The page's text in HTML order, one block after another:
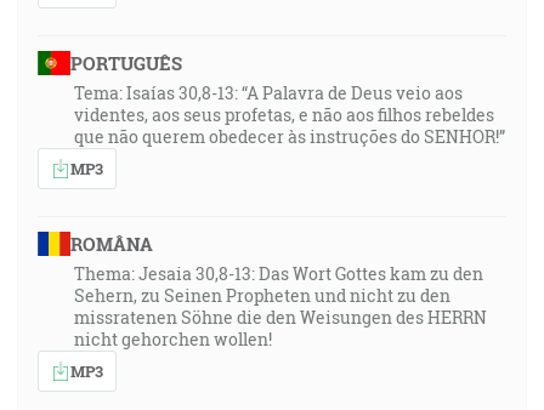
PORTUGUÊS
Tema: Isaías 30,8-13: “A Palavra de Deus veio aos
videntes, aos seus profetas, e não aos filhos rebeldes
que não querem obedecer às instruções do SENHOR!”
MP3
ROMÂNA
Thema: Jesaia 30,8-13: Das Wort Gottes kam zu den
Sehern, zu Seinen Propheten und nicht zu den
missratenen Söhne die den Weisungen des HERRN
nicht gehorchen wollen!
MP3